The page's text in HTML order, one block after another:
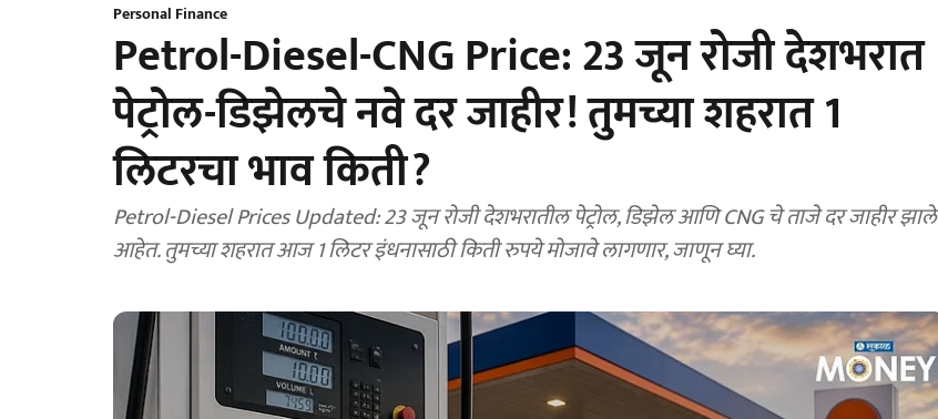
Personal Finance
Petrol-Diesel-CNG Price: 23 जून रोजी देशभरात
पेट्रोल-डिझेलचे नवे दर जाहीर! तुमच्या शहरात 1
लिटरचा भाव किती?
Petrol-Diesel Prices Updated: 23 जून रोजी देशभरातील पेट्रोल, डिझेल आणि CNG चे ताजे दर जाहीर झाले
आहेत. तुमच्या शहरात आज 1 लिटर इंधनासाठी किती रुपये मोजावे लागणार, जाणून घ्या.